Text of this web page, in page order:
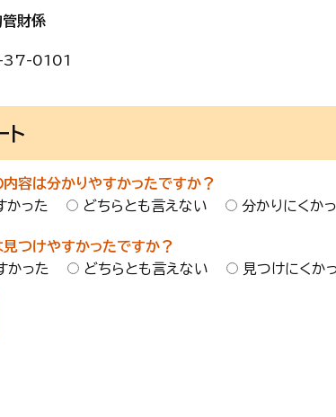
財係
0101
ト
内容は分かりやすかったですか？
かった
どちらとも言えない 分かりにくか
見つけやすかったですか？
かった
どちらとも言えない 見つけにくか